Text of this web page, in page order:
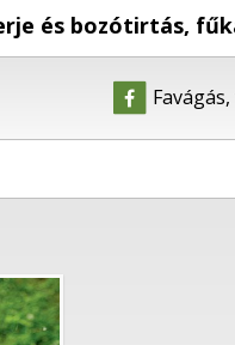
és bozótirtás,